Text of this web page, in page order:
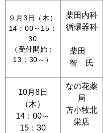
９月3日（木）
14：00～15：
30
（受付開始：
13：30～）
柴田内科
循環器科
柴田
智 氏
10月8日
（木）
14：00～
15：30
なの花薬
局
苫小牧北
栄店